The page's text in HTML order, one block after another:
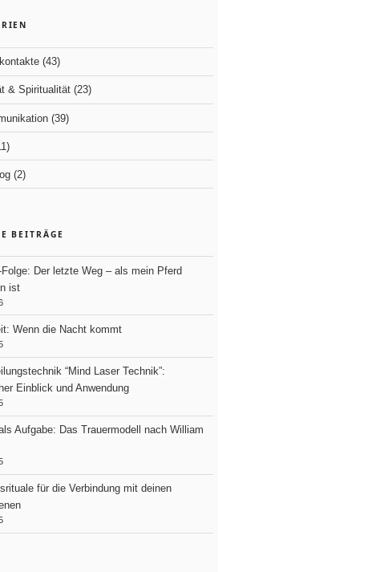
(43)
& Spiritualität (23)
(39)
(2)
BEITRÄGE
Der letzte Weg – als mein Pferd
ist
Wenn die Nacht kommt
“Mind Laser Technik”:
Einblick und Anwendung
Aufgabe: Das Trauermodell nach William
für die Verbindung mit deinen